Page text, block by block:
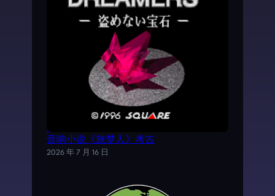
音响小说《旅梦人》考古
2026 年 7 月 16 日